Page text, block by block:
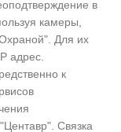
в
камеры,
Для их
адрес.
к
Связка